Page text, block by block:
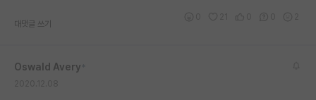
대댓글 쓰기
Oswald Avery